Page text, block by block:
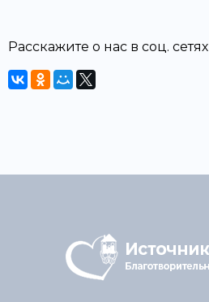
Расскажите о нас в соц. сетях